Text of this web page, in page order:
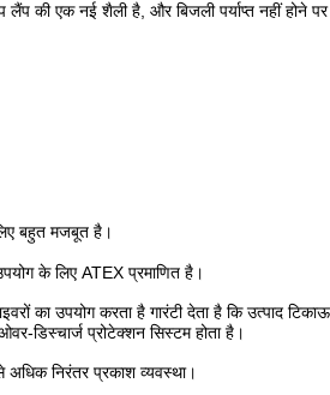
एक नई शैली है, और बिजली पर्याप्त नहीं होने पर
बहुत मजबूत है।
के लिए ATEX प्रमाणित है।
का उपयोग करता है गारंटी देता है कि उत्पाद
डिस्चार्ज प्रोटेक्शन सिस्टम होता है।
निरंतर प्रकाश व्यवस्था।